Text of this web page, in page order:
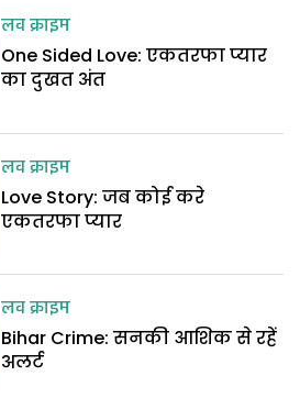
लव क्राइम
One Sided Love: एकतरफा प्यार
का दुखत अंत
लव क्राइम
Love Story: जब कोई करे
एकतरफा प्यार
लव क्राइम
Bihar Crime: सनकी आशिक से रहें
अलर्ट